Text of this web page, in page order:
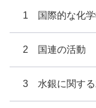
1 国際的な化学
2 国連の活動
3 水銀に関する